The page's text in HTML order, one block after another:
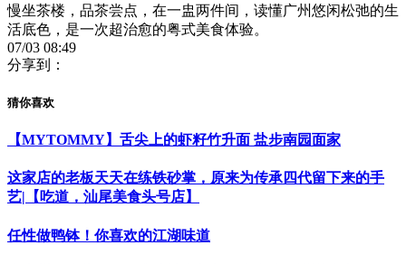
慢坐茶楼，品茶尝点，在一盅两件间，读懂广州悠闲松弛的生
活底色，是一次超治愈的粤式美食体验。
07/03 08:49
分享到：
猜你喜欢
【MYTOMMY】舌尖上的虾籽竹升面 盐步南园面家
这家店的老板天天在练铁砂掌，原来为传承四代留下来的手
艺|【吃道，汕尾美食头号店】
任性做鸭钵！你喜欢的江湖味道